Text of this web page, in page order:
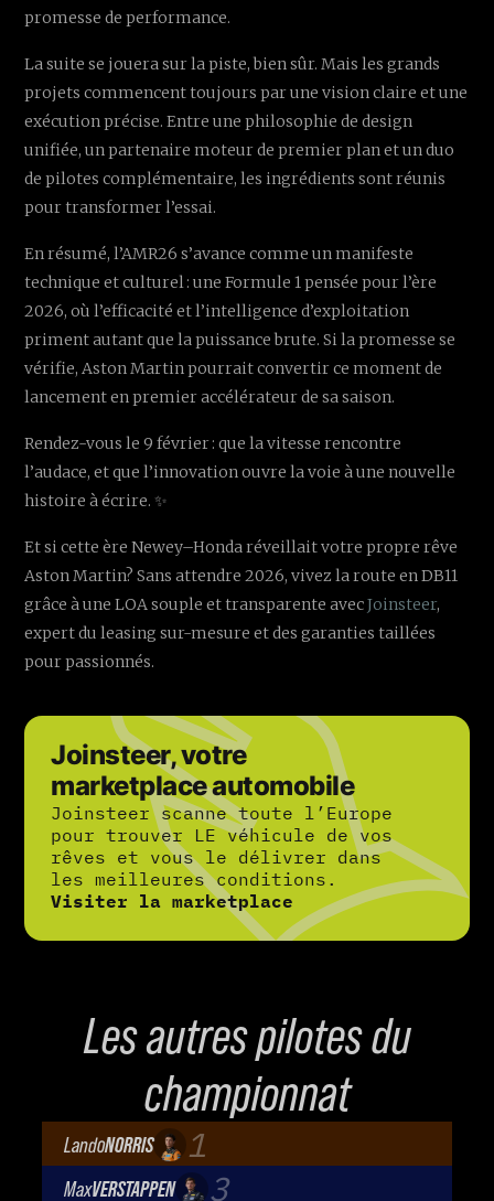
promesse de performance.
La suite se jouera sur la piste, bien sûr. Mais les grands
projets commencent toujours par une vision claire et une
exécution précise. Entre une philosophie de design
unifiée, un partenaire moteur de premier plan et un duo
de pilotes complémentaire, les ingrédients sont réunis
pour transformer l’essai.
En résumé, l’AMR26 s’avance comme un manifeste
technique et culturel : une Formule 1 pensée pour l’ère
2026, où l’efficacité et l’intelligence d’exploitation
priment autant que la puissance brute. Si la promesse se
vérifie, Aston Martin pourrait convertir ce moment de
lancement en premier accélérateur de sa saison.
Rendez-vous le 9 février : que la vitesse rencontre
l’audace, et que l’innovation ouvre la voie à une nouvelle
histoire à écrire. ✨
Et si cette ère Newey–Honda réveillait votre propre rêve
Aston Martin? Sans attendre 2026, vivez la route en DB11
grâce à une LOA souple et transparente avecJoinsteer,
expert du leasing sur-mesure et des garanties taillées
pour passionnés.
Joinsteer, votre
marketplace automobile
Joinsteer scanne toute l’Europe
pour trouver LE véhicule de vos
rêves et vous le délivrer dans
les meilleures conditions.
Visiter la marketplace
Les autres pilotes du
championnat
LandoNORRIS 1
McLaren Mastercard F1 Team
MaxVERSTAPPEN 3